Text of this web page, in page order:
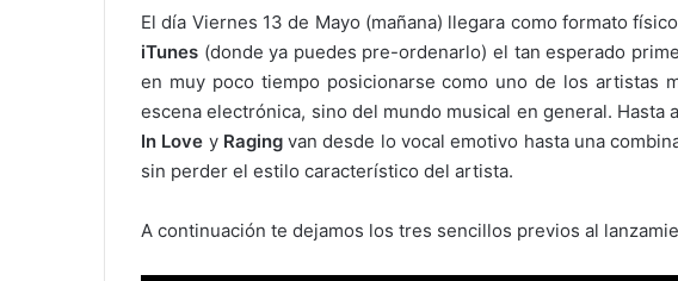
El día Viernes 13 de Mayo (mañana) llegara como formato
iTunes (donde ya puedes pre-ordenarlo) el tan esperado
en muy poco tiempo posicionarse como uno de los artistas
escena electrónica, sino del mundo musical en general. Hasta
In Love y Ragingvan desde lo vocal emotivo hasta una
sin perder el estilo característico del artista.
A continuación te dejamos los tres sencillos previos al